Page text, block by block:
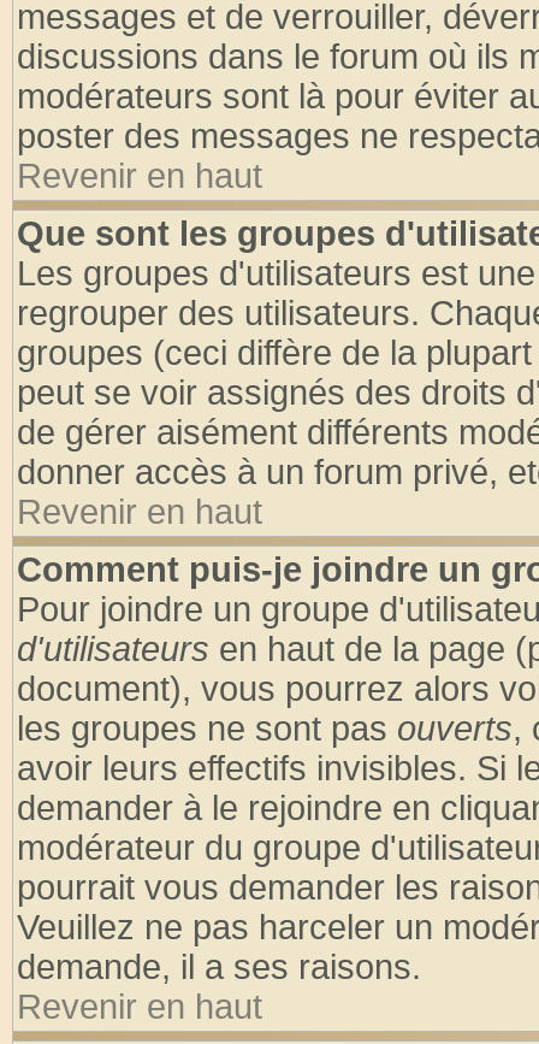
messages et de verrouiller,
discussions dans le forum où ils
modérateurs sont là pour éviter
poster des messages ne
Revenir en haut
Que sont les groupes
Les groupes d'utilisateurs est
regrouper des utilisateurs.
groupes (ceci diffère de la
peut se voir assignés des droits
de gérer aisément différents
donner accès à un forum privé,
Revenir en haut
Comment puis-je joindre un
Pour joindre un groupe
d'utilisateurs en haut de la page
document), vous pourrez alors
les groupes ne sont pas ouverts,
avoir leurs effectifs invisibles. Si
demander à le rejoindre en
modérateur du groupe
pourrait vous demander les
Veuillez ne pas harceler un
demande, il a ses raisons.
Revenir en haut